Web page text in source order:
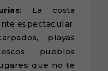
: La costa
espectacular,
playas
pueblos
que no te